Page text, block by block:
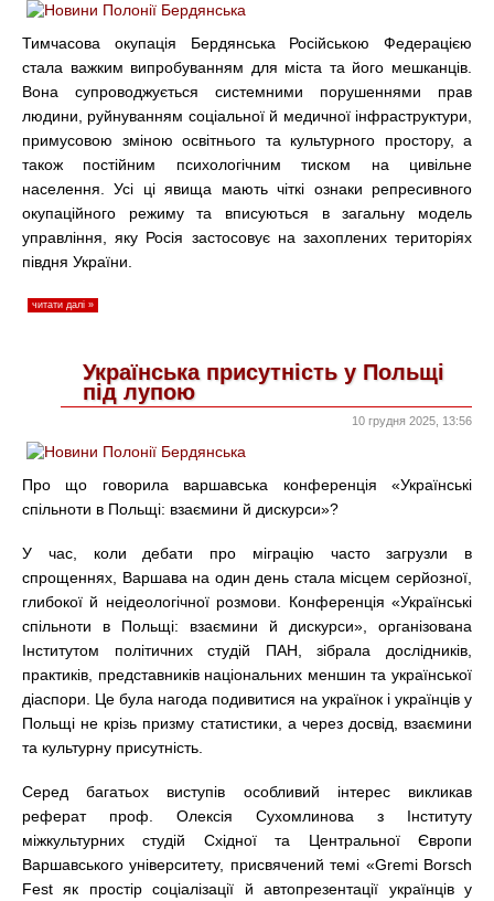
Тимчасова окупація Бердянська Російською Федерацією
стала важким випробуванням для міста та його мешканців.
Вона супроводжується системними порушеннями прав
людини, руйнуванням соціальної й медичної інфраструктури,
примусовою зміною освітнього та культурного простору, а
також постійним психологічним тиском на цивільне
населення. Усі ці явища мають чіткі ознаки репресивного
окупаційного режиму та вписуються в загальну модель
управління, яку Росія застосовує на захоплених територіях
півдня України.
читати далі »
Українська присутність у Польщі
під лупою
10 грудня 2025, 13:56
Про що говорила варшавська конференція «Українські
спільноти в Польщі: взаємини й дискурси»?
У час, коли дебати про міграцію часто загрузли в
спрощеннях, Варшава на один день стала місцем серйозної,
глибокої й неідеологічної розмови. Конференція «Українські
спільноти в Польщі: взаємини й дискурси», організована
Інститутом політичних студій ПАН, зібрала дослідників,
практиків, представників національних меншин та української
діаспори. Це була нагода подивитися на українок і українців у
Польщі не крізь призму статистики, а через досвід, взаємини
та культурну присутність.
Серед багатьох виступів особливий інтерес викликав
реферат проф. Олексія Сухомлинова з Інституту
міжкультурних студій Східної та Центральної Європи
Варшавського університету, присвячений темі «Gremi Borsch
Fest як простір соціалізації й автопрезентації українців у